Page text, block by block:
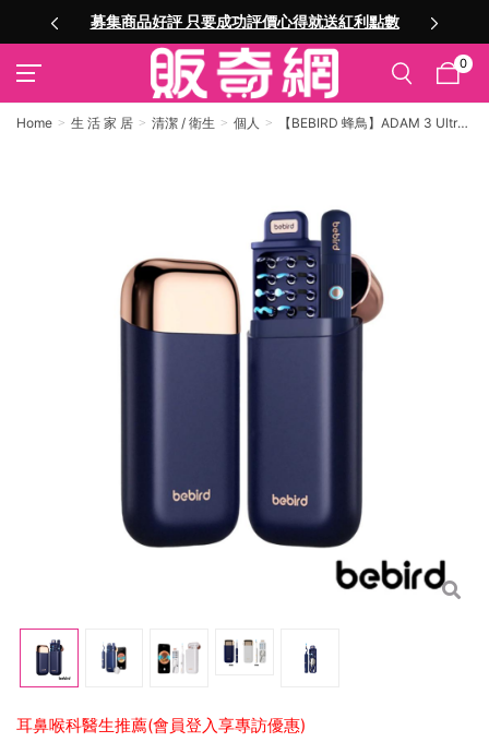
募集商品好評 只要成功評價心得就送紅利點數
0
Home 生 活 家 居 清潔 / 衛生 個人
【BEBIRD 蜂鳥】ADAM 3 Ultra
耳鼻喉科醫生推薦(會員登入享專訪優惠)